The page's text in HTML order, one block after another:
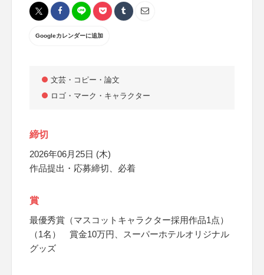
Googleカレンダーに追加
文芸・コピー・論文
ロゴ・マーク・キャラクター
締切
2026年06月25日 (木)
作品提出・応募締切、必着
賞
最優秀賞（マスコットキャラクター採用作品1点）
（1名） 賞金10万円、スーパーホテルオリジナル
グッズ